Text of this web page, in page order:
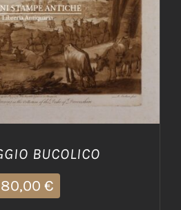
/ DETTAGLI
BUCOLICO
€